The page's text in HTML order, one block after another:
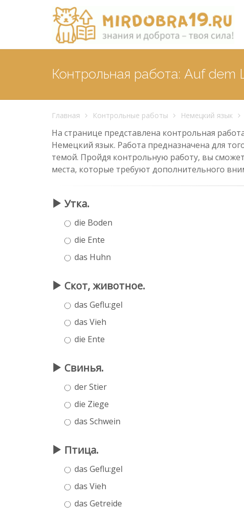
Контрольная работа: Auf dem
Главная Контрольные работы Немецкий язык
На странице представлена контрольная
Немецкий язык. Работа предназначена для
темой. Пройдя контрольную работу, вы
места, которые требуют дополнительного
Утка.
die Boden
die Ente
das Huhn
Скот, животное.
das Geflu:gel
das Vieh
die Ente
Свинья.
der Stier
die Ziege
das Schwein
Птица.
das Geflu:gel
das Vieh
das Getreide